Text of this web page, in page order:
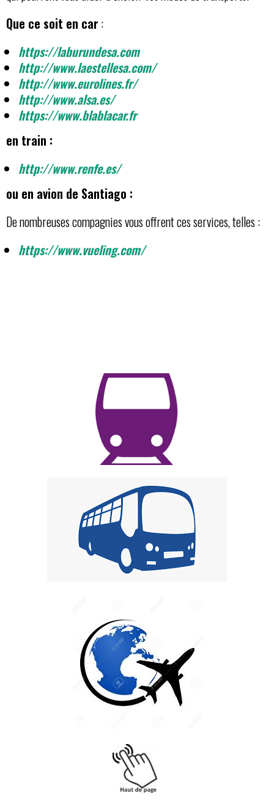
Que ce soit en car :
https://laburundesa.com
http://www.laestellesa.com/
http://www.eurolines.fr/
http://www.alsa.es/
https://www.blablacar.fr
en train :
http://www.renfe.es/
ou en avion de Santiago :
De nombreuses compagnies vous offrent ces services, telles :
https://www.vueling.com/